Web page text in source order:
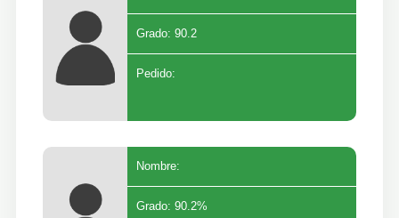
Grado: 90.2
Pedido:
Nombre:
Grado: 90.2%